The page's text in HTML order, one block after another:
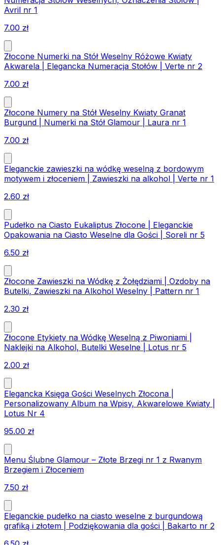
Avril nr 1
7.00 zł
Złocone Numerki na Stół Weselny Różowe Kwiaty
Akwarela | Elegancka Numeracja Stołów | Verte nr 2
7.00 zł
Złocone Numery na Stół Weselny Kwiaty Granat
Burgund | Numerki na Stół Glamour | Laura nr 1
7.00 zł
Eleganckie zawieszki na wódkę weselną z bordowym
motywem i złoceniem | Zawieszki na alkohol | Verte nr 1
2.60 zł
Pudełko na Ciasto Eukaliptus Złocone | Eleganckie
Opakowania na Ciasto Weselne dla Gości | Soreli nr 5
6.50 zł
Złocone Zawieszki na Wódkę z Żołędziami | Ozdoby na
Butelki, Zawieszki na Alkohol Weselny | Pattern nr 1
2.30 zł
Złocone Etykiety na Wódkę Weselną z Piwoniami |
Naklejki na Alkohol, Butelki Weselne | Lotus nr 5
2.00 zł
Elegancka Księga Gości Weselnych Złocona |
Personalizowany Album na Wpisy, Akwarelowe Kwiaty |
Lotus Nr 4
95.00 zł
Menu Ślubne Glamour – Złote Brzegi nr 1 z Rwanym
Brzegiem i Złoceniem
7.50 zł
Eleganckie pudełko na ciasto weselne z burgundową
grafiką i złotem | Podziękowania dla gości | Bakarto nr 2